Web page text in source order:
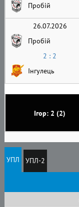
Ігор: 2 (2)
Пробій
26.07.2026
Пробій
2 : 2
Інгулець
УПЛ УПЛ-2